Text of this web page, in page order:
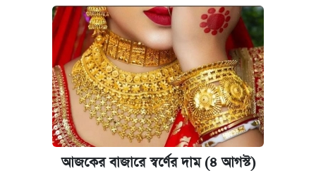
আজকের বাজারে স্বর্ণের দাম (৪ আগস্ট)